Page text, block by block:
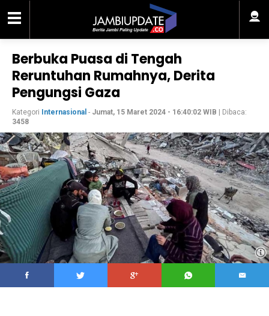
Berbuka Puasa di Tengah
Reruntuhan Rumahnya, Derita
Pengungsi Gaza
Kategori Internasional - Jumat, 15 Maret 2024 - 16:40:02 WIB | Dibaca:
3458